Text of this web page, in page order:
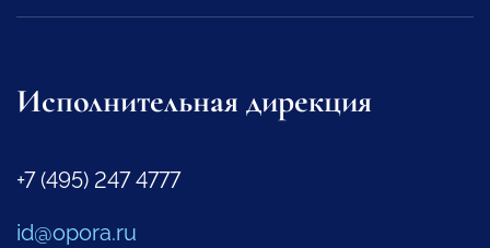
Исполнительная дирекция
+7 (495) 247 4777
id@opora.ru